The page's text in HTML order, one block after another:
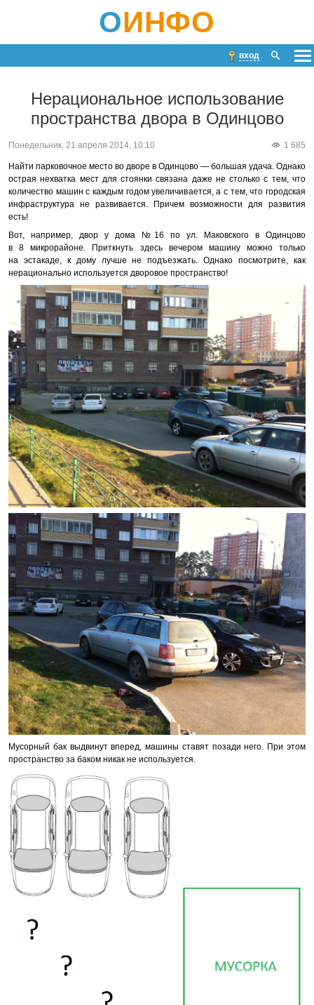
ОИНФО
вход
Нерациональное использование
пространства двора в Одинцово
1 685
Понедельник, 21 апреля 2014, 10:10
Найти парковочное место во дворе в Одинцово — большая удача. Однако
острая нехватка мест для стоянки связана даже не столько с тем, что
количество машин с каждым годом увеличивается, а с тем, что городская
инфраструктура не развивается. Причем возможности для развития
есть!
Вот, например, двор у дома №16 по ул. Маковского в Одинцово
в 8 микрорайоне. Приткнуть здесь вечером машину можно только
на эстакаде, к дому лучше не подъезжать. Однако посмотрите, как
нерационально используется дворовое пространство!
Мусорный бак выдвинут вперед, машины ставят позади него. При этом
пространство за баком никак не используется.